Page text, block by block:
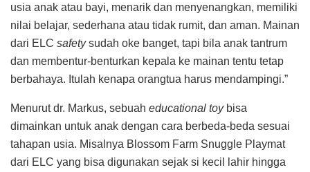
usia anak atau bayi, menarik dan menyenangkan, memiliki
nilai belajar, sederhana atau tidak rumit, dan aman. Mainan
dari ELC safetysudah oke banget, tapi bila anak tantrum
dan membentur-benturkan kepala ke mainan tentu tetap
berbahaya. Itulah kenapa orangtua harus mendampingi.”
Menurut dr. Markus, sebuah educational toybisa
dimainkan untuk anak dengan cara berbeda-beda sesuai
tahapan usia. Misalnya Blossom Farm Snuggle Playmat
dari ELC yang bisa digunakan sejak si kecil lahir hingga